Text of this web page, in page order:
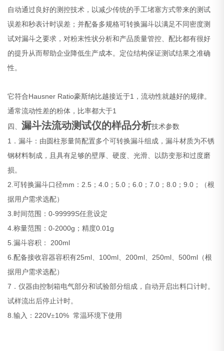
自动通过良好的测控技术，以减少传统的手工堵塞方式带来的测试
误差和秒表计时误差；并配备多规格可转换漏斗以满足不同密度测
试对漏斗之要求，对粉末性状分析和产品质量管控、配比都有很好
的提升从而帮助企业降低生产成本。定位结构保证测试结果之准确
性。
它符合Hausner Ratio豪斯纳比越接近于1 ，流动性就越好的规律。
通常流动性差的粉体，比率都大于1
四、 漏斗法流动测试仪的样品分析技术参数
1 ．漏斗：由圆柱形量筒配置多个可转换漏斗组成，漏斗材质为不锈
钢材料制成，且具有足够的壁厚、硬度、光滑、以防变形和过度磨
损。
2.可转换漏斗口径mm ：2.5 ；4.0 ；5.0 ；6.0 ；7.0 ；8.0 ；9.0 ；（根
据用户需求选配）
3. 时间范围：0-99999S任意设定
4.称量范围：0-2000g ；精度0.01g
5.漏斗容积：
200ml
6.配备接收容器容积有25ml、 100ml、200ml、250ml、500ml （根
据用户需求选配）
7 ．仪器由控制箱电气部分和试验部分组成，自动开启出料口计时。
试样流出后停止计时。
8.输入：220V±10%常温环境下使用